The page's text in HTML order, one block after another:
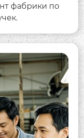
фабрики по